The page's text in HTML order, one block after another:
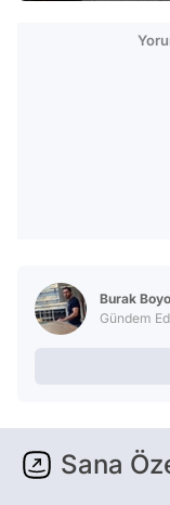
Burak
Gündem
Sana